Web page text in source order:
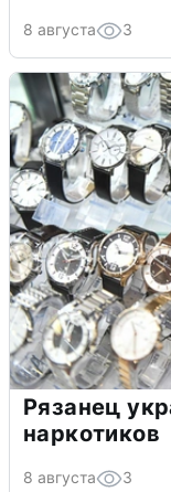
8 августа 3
Рязанец
наркотиков
8 августа 3